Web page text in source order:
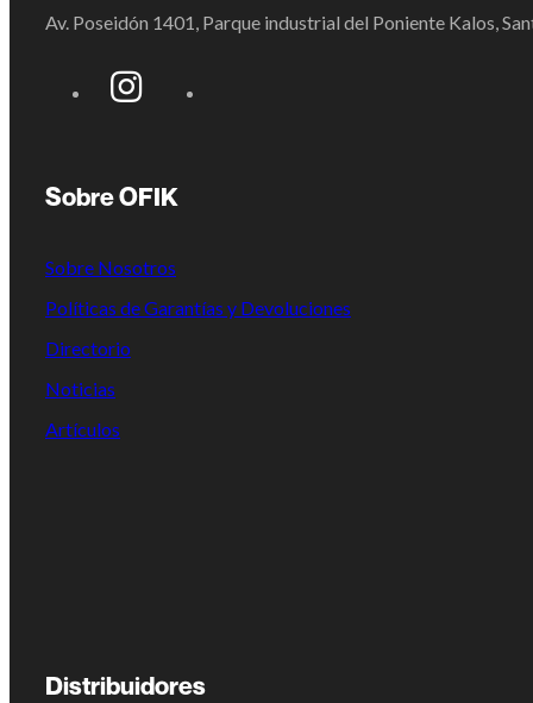
Av. Poseidón 1401, Parque industrial del Poniente Kalos,
Sobre OFIK
Sobre Nosotros
Políticas de Garantías y Devoluciones
Directorio
Noticias
Artículos
Distribuidores